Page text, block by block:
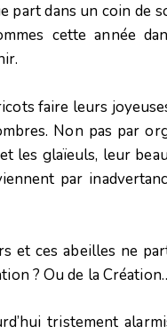
part dans un coin de
cette année
faire leurs
Non pas par
les glaïeuls, leur
par
et ces abeilles ne
? Ou de la
tristement